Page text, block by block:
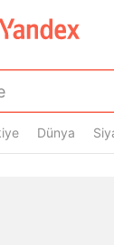
Dünya